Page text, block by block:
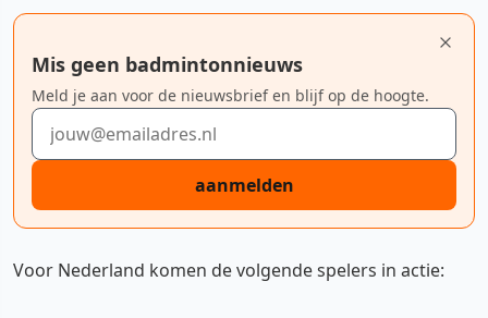
Mis geen badmintonnieuws
Meld je aan voor de nieuwsbrief en blijf op de hoogte.
E-mailadres
aanmelden
Voor Nederland komen de volgende spelers in actie: